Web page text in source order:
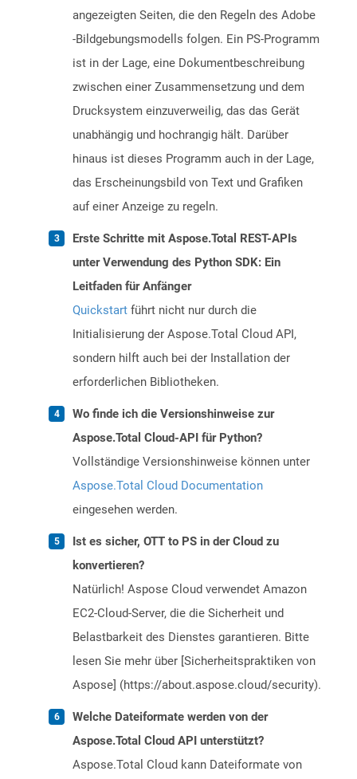
angezeigten Seiten, die den Regeln des Adobe
-Bildgebungsmodells folgen. Ein PS-Programm
ist in der Lage, eine Dokumentbeschreibung
zwischen einer Zusammensetzung und dem
Drucksystem einzuverweilig, das das Gerät
unabhängig und hochrangig hält. Darüber
hinaus ist dieses Programm auch in der Lage,
das Erscheinungsbild von Text und Grafiken
auf einer Anzeige zu regeln.
Erste Schritte mit Aspose.Total REST-APIs
unter Verwendung des Python SDK: Ein
Leitfaden für Anfänger
Quickstart führt nicht nur durch die
Initialisierung der Aspose.Total Cloud API,
sondern hilft auch bei der Installation der
erforderlichen Bibliotheken.
Wo finde ich die Versionshinweise zur
Aspose.Total Cloud-API für Python?
Vollständige Versionshinweise können unter
Aspose.Total Cloud Documentation
eingesehen werden.
Ist es sicher, OTT to PS in der Cloud zu
konvertieren?
Natürlich! Aspose Cloud verwendet Amazon
EC2-Cloud-Server, die die Sicherheit und
Belastbarkeit des Dienstes garantieren. Bitte
lesen Sie mehr über [Sicherheitspraktiken von
Aspose] (https://about.aspose.cloud/security).
Welche Dateiformate werden von der
Aspose.Total Cloud API unterstützt?
Aspose.Total Cloud kann Dateiformate von